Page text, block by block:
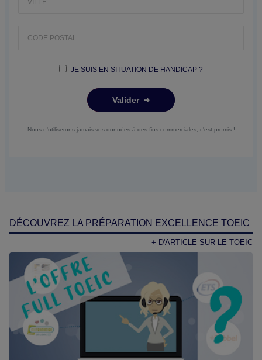
JE SUIS EN SITUATION DE HANDICAP ?
Valider
Nous n'utiliserons jamais vos données à des fins commerciales, c'est promis !
DÉCOUVREZ LA PRÉPARATION EXCELLENCE TOEIC
+ D'ARTICLE SUR LE TOEIC